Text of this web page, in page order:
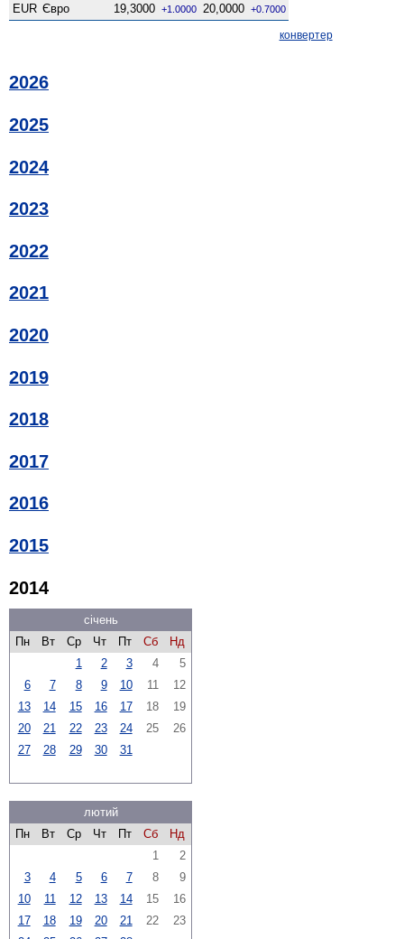
EUR Євро 19,3000 +1.0000 20,0000 +0.7000
конвертер
2026
2025
2024
2023
2022
2021
2020
2019
2018
2017
2016
2015
2014
січень
Пн
Вт Ср Чт Пт Сб
Нд
1
2 3 4
5
6
7 8 9 10 11
12
13
14 15 16 17 18
19
20
21 22 23 24 25
26
27
28 29 30 31
лютий
Пн
Вт Ср Чт Пт Сб
Нд
1
2
3
4 5 6 7 8
9
10
11 12 13 14 15
16
17
18 19 20 21 22
23